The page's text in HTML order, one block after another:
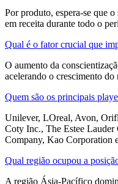
Por produto, espera-se que
em receita durante todo o
Qual é o fator crucial que
O aumento da
acelerando o crescimento do
Quem são os principais
Unilever, LOreal, Avon,
Coty Inc., The Estee Lauder
Company, Kao Corporation
Qual região ocupou a
A região Ásia-Pacífico